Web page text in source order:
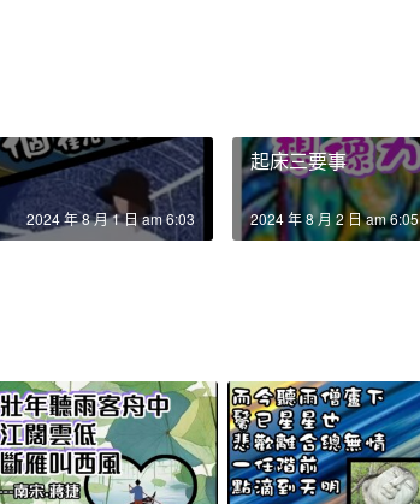
2024 年 8 月 1 日 am 6:03
起床三要事
2024 年 8 月 2 日 am 6:05